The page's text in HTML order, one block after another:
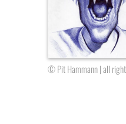
© Pit Hammann | all